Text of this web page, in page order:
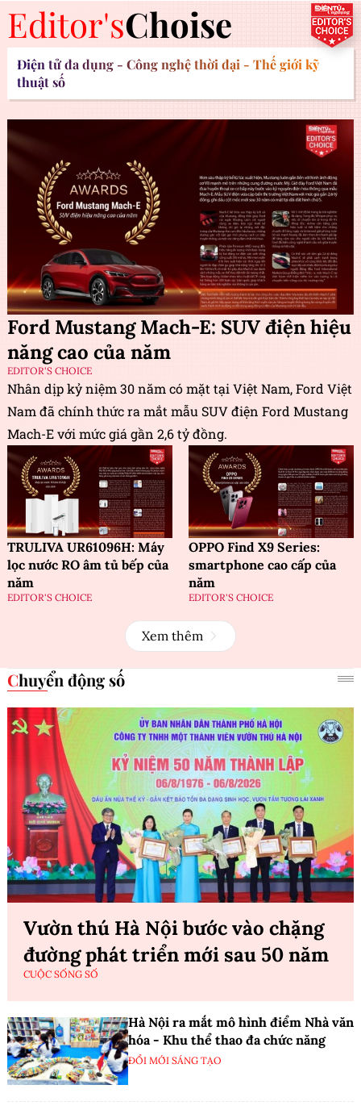
Editor'sChoise
Điện tử đa dụng - Công nghệ thời đại - Thế giới kỹ
thuật số
Ford Mustang Mach-E: SUV điện hiệu
năng cao của năm
EDITOR'S CHOICE
Nhân dịp kỷ niệm 30 năm có mặt tại Việt Nam, Ford Việt
Nam đã chính thức ra mắt mẫu SUV điện Ford Mustang
Mach-E với mức giá gần 2,6 tỷ đồng.
TRULIVA UR61096H: Máy
lọc nước RO âm tủ bếp của
năm
EDITOR'S CHOICE
OPPO Find X9 Series:
smartphone cao cấp của
năm
EDITOR'S CHOICE
Xem thêm
Chuyển động số
Vườn thú Hà Nội bước vào chặng
đường phát triển mới sau 50 năm
CUỘC SỐNG SỐ
Hà Nội ra mắt mô hình điểm Nhà văn
hóa - Khu thể thao đa chức năng
ĐỔI MỚI SÁNG TẠO